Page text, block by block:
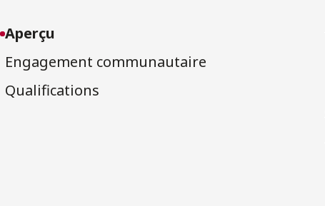
Aperçu
Engagement communautaire
Qualifications